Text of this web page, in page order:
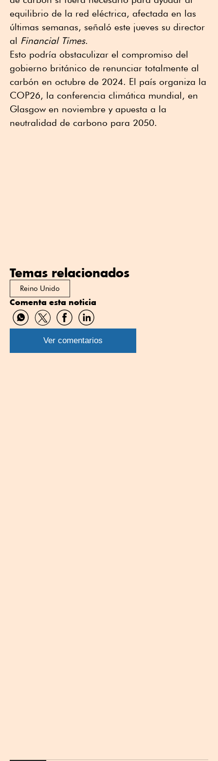
equilibrio de la red eléctrica, afectada en las
últimas semanas, señaló este jueves su director
al Financial Times.
Esto podría obstaculizar el compromiso del
gobierno británico de renunciar totalmente al
carbón en octubre de 2024. El país organiza la
COP26, la conferencia climática mundial, en
Glasgow en noviembre y apuesta a la
neutralidad de carbono para 2050.
Temas relacionados
Reino Unido
Comenta esta noticia
Compartir
por
WhatsApp
Compartir
por
Twitter
Compartir
por
Facebook
Compartir
por
Linkedin
Ver comentarios